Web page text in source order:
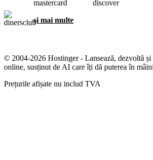
și mai multe
© 2004-2026 Hostinger - Lansează, dezvoltă și
online, susținut de AI care îți dă puterea în
Prețurile afișate nu includ TVA